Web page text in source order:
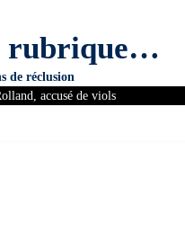
rubrique…
de réclusion
accusé de viols